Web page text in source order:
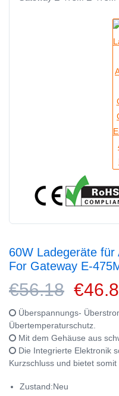
60W Ladegeräte für
For Gateway E-
€56.18
Überspannungs-
Übertemperaturschutz.
Mit dem Gehäuse aus
Die Integrierte Elektronik
Kurzschluss und bietet
Zustand:Neu